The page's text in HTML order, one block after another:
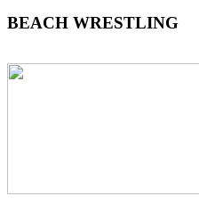
BEACH WRESTLING